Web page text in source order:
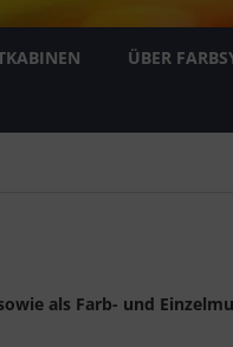
ÜBER
als Farb- und